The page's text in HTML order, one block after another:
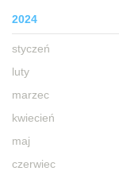
2024
styczeń
luty
marzec
kwiecień
maj
czerwiec